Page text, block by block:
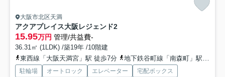
大阪市北区天満
アクアプレイス大阪レジェンド2
15.95万円 管理/共益費-
36.31㎡ (1LDK) /築19年 /10階建
東西線「大阪天満宮」駅 徒歩7分
地下鉄谷町線「南森町」駅 徒歩9分
駐輪場 オートロック エレベーター
宅配ボックス